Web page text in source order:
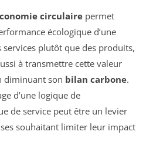
circulaire permet
écologique d’une
plutôt que des produits,
à transmettre cette valeur
diminuant son bilan carbone.
d’une logique de
de service peut être un levier
souhaitant limiter leur impact